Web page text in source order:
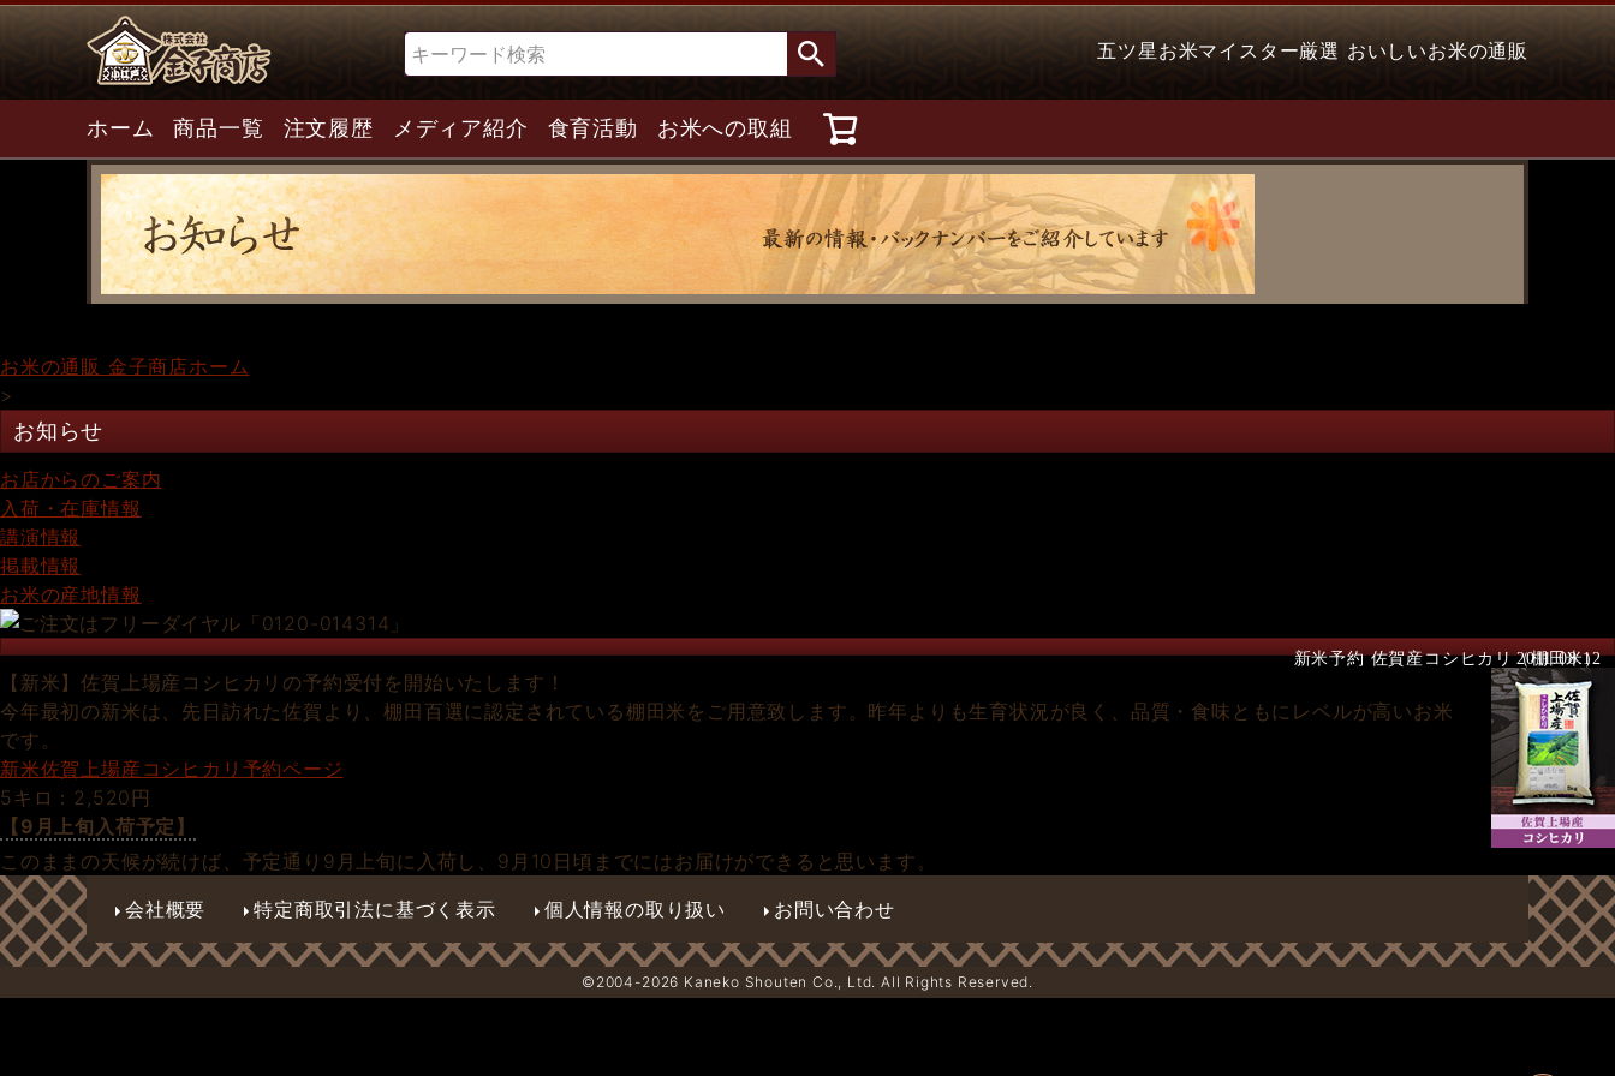
検索 五ツ星お米マイスター厳選 おいしいお米の通販
ホーム 商品一覧 注文履歴 メディア紹介 食育活動 お米への取組
お米の通販 金子商店ホーム
>
お知らせ
お店からのご案内
入荷・在庫情報
講演情報
掲載情報
お米の産地情報
新米予約 佐賀産コシヒカリ（棚田米）
2011.08.12
【新米】佐賀上場産コシヒカリの予約受付を開始いたします！
今年最初の新米は、先日訪れた佐賀より、棚田百選に認定されている棚田米をご用意致します。昨年よりも生育状況が良く、品質・食味ともにレベルが高いお米
です。
新米佐賀上場産コシヒカリ予約ページ
5キロ：2,520円
【9月上旬入荷予定】
このままの天候が続けば、予定通り9月上旬に入荷し、9月10日頃までにはお届けができると思います。
会社概要
特定商取引法に基づく表示 個人情報の取り扱い お問い合わせ
©2004-2026 Kaneko Shouten Co., Ltd. All Rights Reserved.